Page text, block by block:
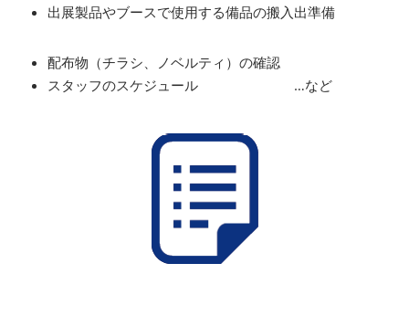
出展製品やブースで使用する備品の搬入出準備
配布物（チラシ、ノベルティ）の確認
スタッフのスケジュール …など